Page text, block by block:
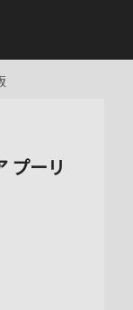
プーリ